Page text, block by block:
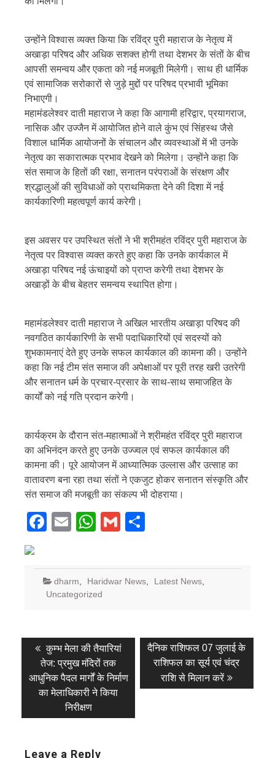
उन्होंने विश्वास व्यक्त किया कि रविंद्र पुरी महाराज के नेतृत्व में
अखाड़ा परिषद और अधिक सशक्त होगी तथा देशभर के संतों के बीच
आपसी समन्वय और एकता को नई मजबूती मिलेगी। साथ ही धार्मिक
एवं सामाजिक सरोकारों से जुड़े मुद्दों पर परिषद प्रभावी भूमिका
निभाएगी।
महामंडलेश्वर दाती महाराज ने कहा कि आगामी हरिद्वार, प्रयागराज,
नासिक और उज्जैन में आयोजित होने वाले कुंभ एवं सिंहस्थ जैसे
विशाल धार्मिक आयोजनों के संचालन और व्यवस्थाओं में भी उनके
नेतृत्व का सकारात्मक प्रभाव देखने को मिलेगा। उन्होंने कहा कि
संत समाज के हितों की रक्षा, सनातन परंपराओं के संरक्षण और
श्रद्धालुओं की सुविधाओं को प्राथमिकता देने की दिशा में नई
कार्यकारिणी महत्वपूर्ण कार्य करेगी।
इस अवसर पर उपस्थित संतों ने भी श्रीमहंत रविंद्र पुरी महाराज के
नेतृत्व पर विश्वास व्यक्त करते हुए कहा कि उनके कार्यकाल में
अखाड़ा परिषद नई ऊंचाइयों को प्राप्त करेगी तथा देशभर के
अखाड़ों के बीच बेहतर समन्वय स्थापित होगा।
महामंडलेश्वर दाती महाराज ने अखिल भारतीय अखाड़ा परिषद की
नवगठित कार्यकारिणी के सभी पदाधिकारियों एवं सदस्यों को
शुभकामनाएं देते हुए उनके सफल कार्यकाल की कामना की। उन्होंने
कहा कि नई टीम संत समाज की अपेक्षाओं पर पूरी तरह खरी उतरेगी
और सनातन धर्म के प्रचार-प्रसार के साथ-साथ समाजहित के
कार्यों को नई गति प्रदान करेगी।
कार्यक्रम के दौरान संत-महात्माओं ने श्रीमहंत रविंद्र पुरी महाराज
का अभिनंदन करते हुए उनके उज्ज्वल एवं सफल कार्यकाल की
कामना की। पूरे आयोजन में आध्यात्मिक उल्लास और उत्साह का
वातावरण बना रहा तथा संतों ने एकजुट होकर सनातन संस्कृति और
संत समाज की मजबूती का संकल्प भी दोहराया।
Facebook
EmailWhatsApp
Gmail
dharm, Haridwar News, Latest News,
Uncategorized
Post
navigation
Previous
post:
कुम्भ मेला की तैयारियां
तेज: प्रमुख मंदिरों तक
आधुनिक पैदल मार्गों के निर्माण
का मेलाधिकारी ने किया
निरीक्षण
Next
post:
दैनिक राशिफल 07 जुलाई के
राशिफल का सूर्य एवं चंद्र
राशि से मिलान करें
Leave a Reply